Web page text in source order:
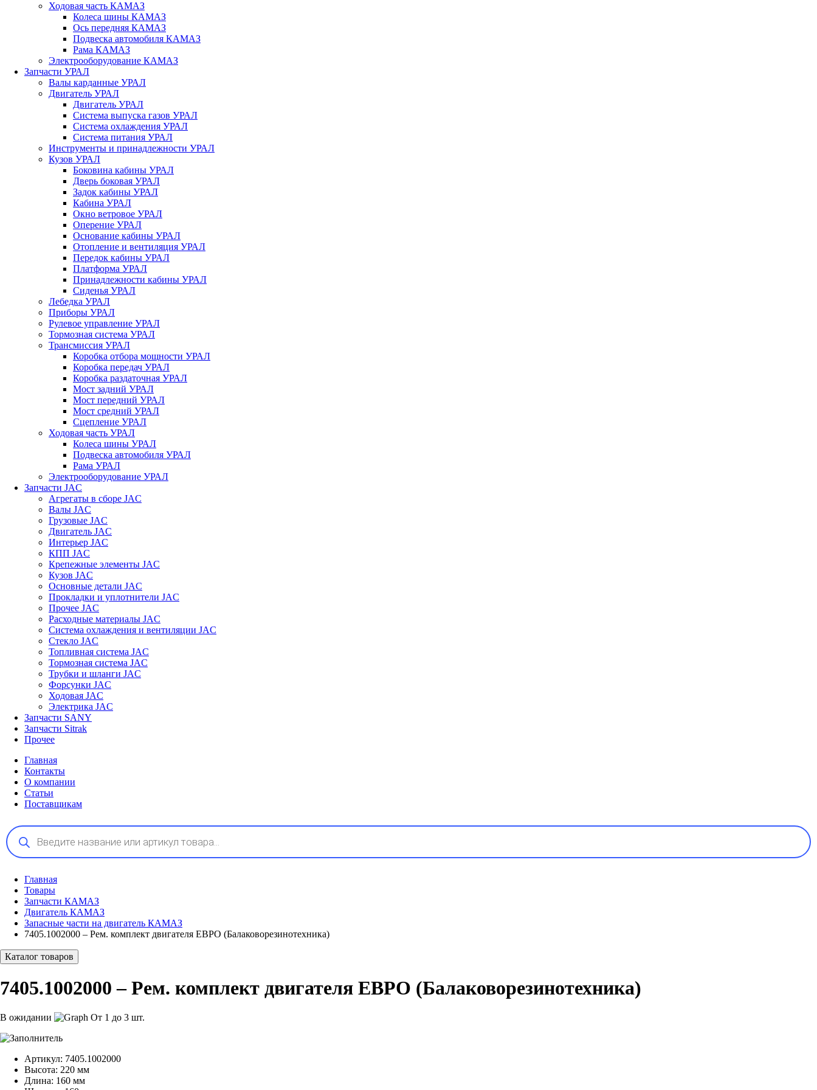
Ходовая часть КАМАЗ
Колеса шины КАМАЗ
Ось передняя КАМАЗ
Подвеска автомобиля КАМАЗ
Рама КАМАЗ
Электрооборудование КАМАЗ
Запчасти УРАЛ
Валы карданные УРАЛ
Двигатель УРАЛ
Двигатель УРАЛ
Система выпуска газов УРАЛ
Система охлаждения УРАЛ
Система питания УРАЛ
Инструменты и принадлежности УРАЛ
Кузов УРАЛ
Боковина кабины УРАЛ
Дверь боковая УРАЛ
Задок кабины УРАЛ
Кабина УРАЛ
Окно ветровое УРАЛ
Оперение УРАЛ
Основание кабины УРАЛ
Отопление и вентиляция УРАЛ
Передок кабины УРАЛ
Платформа УРАЛ
Принадлежности кабины УРАЛ
Сиденья УРАЛ
Лебедка УРАЛ
Приборы УРАЛ
Рулевое управление УРАЛ
Тормозная система УРАЛ
Трансмиссия УРАЛ
Коробка отбора мощности УРАЛ
Коробка передач УРАЛ
Коробка раздаточная УРАЛ
Мост задний УРАЛ
Мост передний УРАЛ
Мост средний УРАЛ
Сцепление УРАЛ
Ходовая часть УРАЛ
Колеса шины УРАЛ
Подвеска автомобиля УРАЛ
Рама УРАЛ
Электрооборудование УРАЛ
Запчасти JAC
Агрегаты в сборе JAC
Валы JAC
Грузовые JAC
Двигатель JAC
Интерьер JAC
КПП JAC
Крепежные элементы JAC
Кузов JAC
Основные детали JAC
Прокладки и уплотнители JAC
Прочее JAC
Расходные материалы JAC
Система охлаждения и вентиляции JAC
Стекло JAC
Топливная система JAC
Тормозная система JAC
Трубки и шланги JAC
Форсунки JAC
Ходовая JAC
Электрика JAC
Запчасти SANY
Запчасти Sitrak
Прочее
Главная
Контакты
О компании
Статьи
Поставщикам
Поиск
товаров
Главная
Товары
Запчасти КАМАЗ
Двигатель КАМАЗ
Запасные части на двигатель КАМАЗ
7405.1002000 – Рем. комплект двигателя ЕВРО (Балаковорезинотехника)
Каталог товаров
7405.1002000 – Рем. комплект двигателя ЕВРО (Балаковорезинотехника)
В ожидании От 1 до 3 шт.
Артикул: 7405.1002000
Высота: 220 мм
Длина: 160 мм